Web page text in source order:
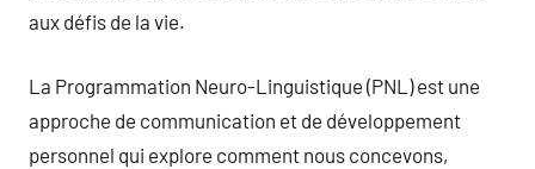
aux défis de la vie.
La Programmation Neuro-Linguistique (PNL) est une
approche de communication et de développement
personnel qui explore comment nous concevons,